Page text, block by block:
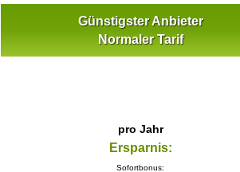
Günstigster Anbieter
Normaler Tarif
pro Jahr
Ersparnis:
Sofortbonus: